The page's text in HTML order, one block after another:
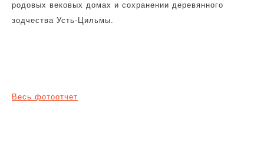
родовых вековых домах и сохранении деревянного
зодчества Усть-Цильмы.
Весь фотоотчет